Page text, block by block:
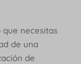
necesitas
de una
de